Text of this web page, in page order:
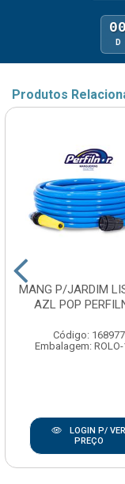
D
Produtos
MANG P/JARDIM
AZL POP
Código: 168977
Embalagem:
LOGIN P/ VER
PREÇO